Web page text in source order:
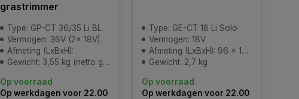
grastrimmer
Type: GP-CT 36/35 Li BL
Vermogen: 36V (2x 18V)
Afmeting (LxBxH):
Gewicht: 3,55 kg (netto gewicht)
Op voorraad
Op werkdagen voor 22.00
Type: GE-CT 18 Li Solo
Vermogen: 18V
Afmeting (LxBxH): 96 x 19 x 11 cm (verpakking)
Gewicht: 2,7 kg
Op voorraad
Op werkdagen voor 22.00